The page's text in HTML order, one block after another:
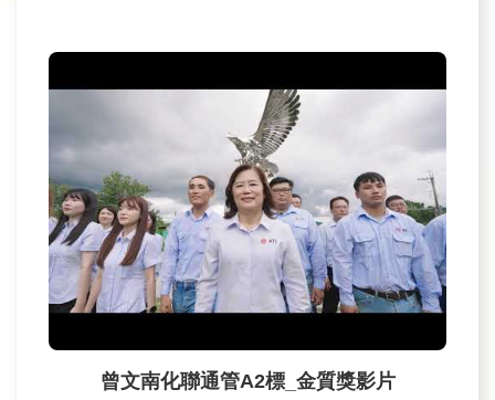
曾文南化聯通管A2標_金質獎影片